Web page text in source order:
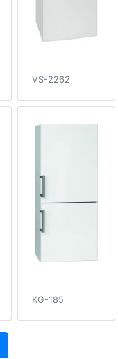
VS-2262
KG-185